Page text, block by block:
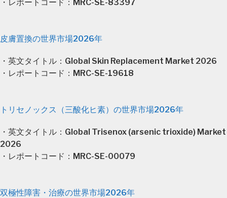
・レポートコード：MRC-SE-83397
皮膚置換の世界市場2026年
・英文タイトル：Global Skin Replacement Market 2026
・レポートコード：MRC-SE-19618
トリセノックス（三酸化ヒ素）の世界市場2026年
・英文タイトル：Global Trisenox (arsenic trioxide) Market
2026
・レポートコード：MRC-SE-00079
双極性障害・治療の世界市場2026年